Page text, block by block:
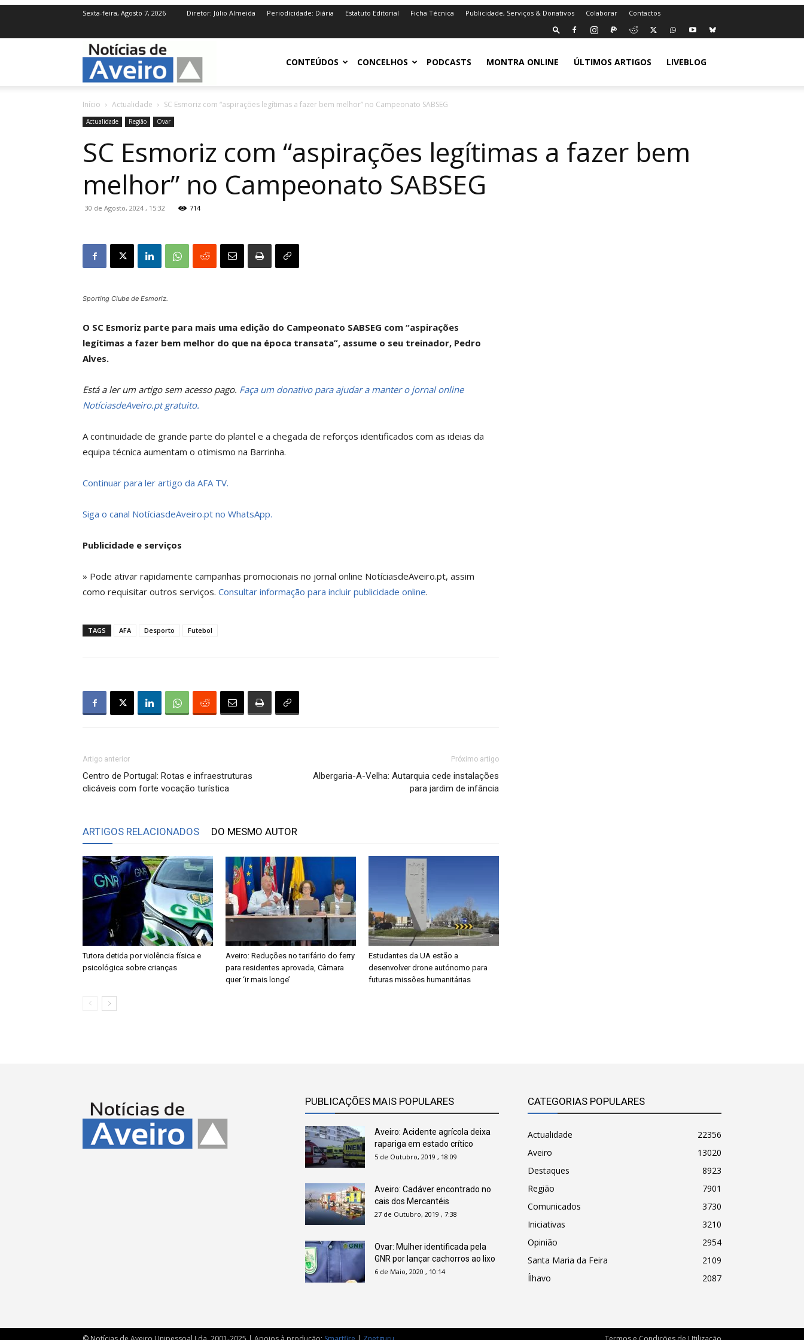
Sexta-feira, Agosto 7, 2026 Diretor: Júlio Almeida Periodicidade: Diária Estatuto Editorial Ficha Técnica Publicidade, Serviços & Donativos Colaborar Contactos
NotíciasdeAveiro.ptCONTEÚDOS CONCELHOS PODCASTS MONTRA ONLINE ÚLTIMOS ARTIGOS LIVEBLOG
Início Actualidade SC Esmoriz com “aspirações legítimas a fazer bem melhor” no Campeonato SABSEG
Actualidade Região Ovar
SC Esmoriz com “aspirações legítimas a fazer bem
melhor” no Campeonato SABSEG
30 de Agosto, 2024 , 15:32 714
Sporting Clube de Esmoriz.
O SC Esmoriz parte para mais uma edição do Campeonato SABSEG com “aspirações
legítimas a fazer bem melhor do que na época transata”, assume o seu treinador, Pedro
Alves.
Está a ler um artigo sem acesso pago. Faça um donativo para ajudar a manter o jornal online
NotíciasdeAveiro.pt gratuito.
A continuidade de grande parte do plantel e a chegada de reforços identificados com as ideias da
equipa técnica aumentam o otimismo na Barrinha.
Continuar para ler artigo da AFA TV.
Siga o canal NotíciasdeAveiro.pt no WhatsApp.
Publicidade e serviços
» Pode ativar rapidamente campanhas promocionais no jornal online NotíciasdeAveiro.pt, assim
como requisitar outros serviços. Consultar informação para incluir publicidade online.
TAGS AFA Desporto Futebol
Artigo anterior
Centro de Portugal: Rotas e infraestruturas
clicáveis com forte vocação turística
Próximo artigo
Albergaria-A-Velha: Autarquia cede instalações
para jardim de infância
ARTIGOS RELACIONADOS DO MESMO AUTOR
Tutora detida por violência física e
psicológica sobre crianças
Aveiro: Reduções no tarifário do ferry
para residentes aprovada, Câmara
quer ‘ir mais longe’
Estudantes da UA estão a
desenvolver drone autónomo para
futuras missões humanitárias
PUBLICAÇÕES MAIS POPULARES
Aveiro: Acidente agrícola deixa
rapariga em estado crítico
5 de Outubro, 2019 , 18:09
Aveiro: Cadáver encontrado no
cais dos Mercantéis
27 de Outubro, 2019 , 7:38
Ovar: Mulher identificada pela
GNR por lançar cachorros ao lixo
6 de Maio, 2020 , 10:14
CATEGORIAS POPULARES
Actualidade
22356
Aveiro
13020
Destaques
8923
Região
7901
Comunicados
3730
Iniciativas
3210
Opinião
2954
Santa Maria da Feira
2109
Ílhavo
2087